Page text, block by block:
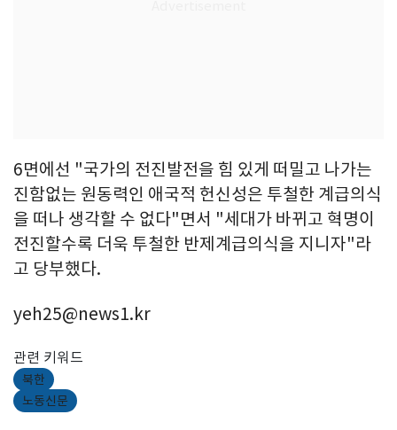
6면에선 "국가의 전진발전을 힘 있게 떠밀고 나가는
진함없는 원동력인 애국적 헌신성은 투철한 계급의식
을 떠나 생각할 수 없다"면서 "세대가 바뀌고 혁명이
전진할수록 더욱 투철한 반제계급의식을 지니자"라
고 당부했다.
yeh25@news1.kr
관련 키워드
북한
노동신문